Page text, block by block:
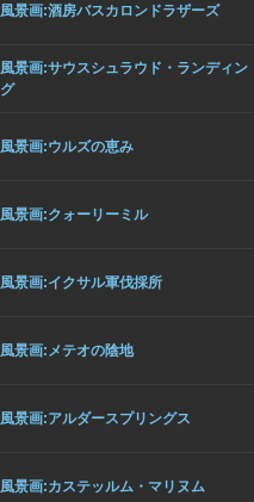
風景画:酒房バスカロンドラザーズ
風景画:サウスシュラウド・ランディン
グ
風景画:ウルズの恵み
風景画:クォーリーミル
風景画:イクサル軍伐採所
風景画:メテオの陰地
風景画:アルダースプリングス
風景画:カステッルム・マリヌム